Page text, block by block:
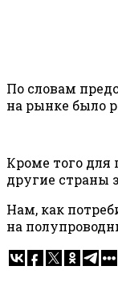
По словам
на рынке было
Кроме того для
другие страны
Нам, как
на